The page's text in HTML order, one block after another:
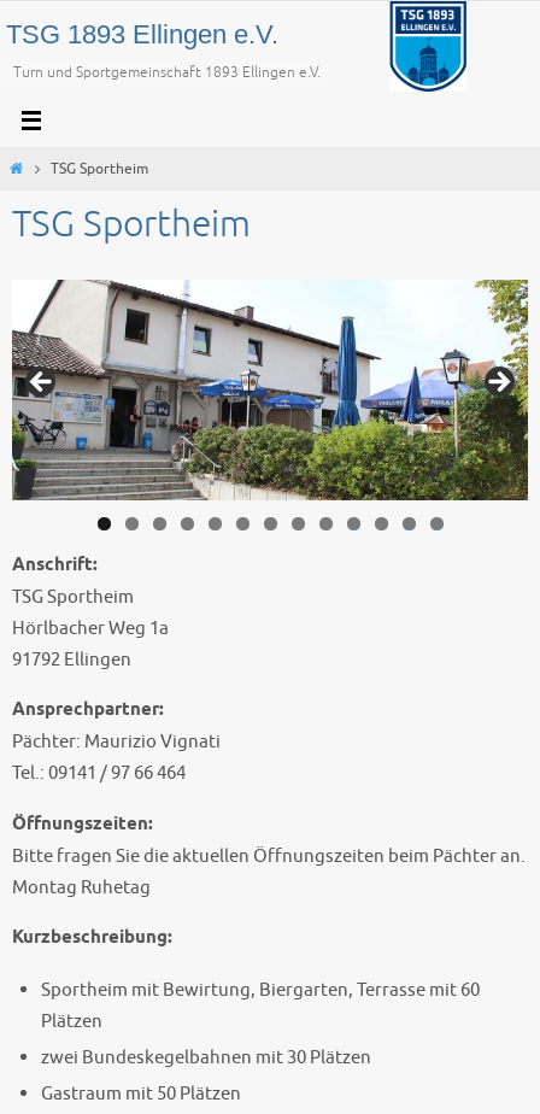
Inhalt
springen
TSG 1893 Ellingen e.V.
Turn und Sportgemeinschaft 1893 Ellingen e.V.
StartTSG Sportheim
TSG Sportheim
0 1 2 3
Anschrift:
TSG Sportheim
Hörlbacher Weg 1a
91792 Ellingen
Ansprechpartner:
Pächter: Maurizio Vignati
Tel.: 09141 / 97 66 464
Öffnungszeiten:
Bitte fragen Sie die aktuellen Öffnungszeiten beim Pächter an.
Montag Ruhetag
Kurzbeschreibung:
Sportheim mit Bewirtung, Biergarten, Terrasse mit 60
Plätzen
zwei Bundeskegelbahnen mit 30 Plätzen
Gastraum mit 50 Plätzen